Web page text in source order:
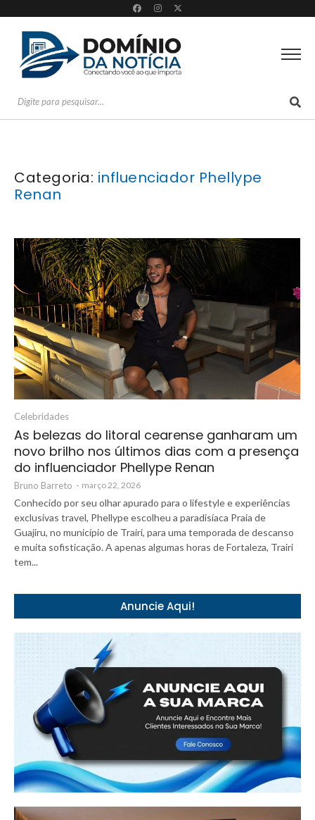
Categoria: influenciador Phellype
Renan
Celebridades
As belezas do litoral cearense ganharam um
novo brilho nos últimos dias com a presença
do influenciador Phellype Renan
Bruno Barreto - março 22, 2026
Conhecido por seu olhar apurado para o lifestyle e experiências
exclusivas travel, Phellype escolheu a paradisíaca Praia de
Guajiru, no município de Trairi, para uma temporada de descanso
e muita sofisticação. A apenas algumas horas de Fortaleza, Trairi
tem...
Anuncie Aqui!